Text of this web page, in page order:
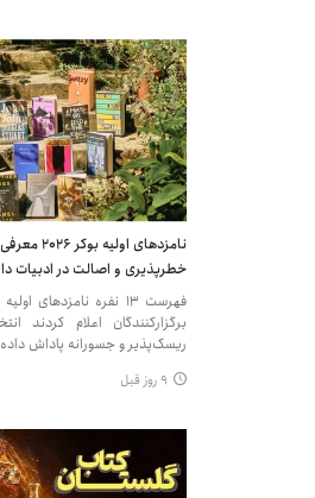
نامزدهای
خطرپذیری و اصالت در ادبیات
فهرست ۱۳ نفره
برگزارکنندگان اعلام کردند
ریسک‌پذیر و جسورانه پاداش
۹ روز قبل